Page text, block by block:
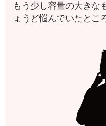
もう少し容量の大きな
ょうど悩んでいたとこ